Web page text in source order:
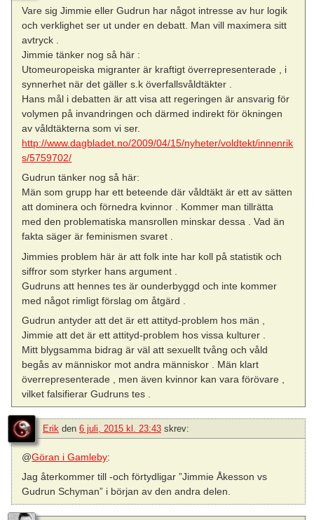
Vare sig Jimmie eller Gudrun har något intresse av hur logik
och verklighet ser ut under en debatt. Man vill maximera sitt
avtryck .
Jimmie tänker nog så här :
Utomeuropeiska migranter är kraftigt överrepresenterade , i
synnerhet när det gäller s.k överfallsvåldtäkter .
Hans mål i debatten är att visa att regeringen är ansvarig för
volymen på invandringen och därmed indirekt för ökningen
av våldtäkterna som vi ser.
http://www.dagbladet.no/2009/04/15/nyheter/voldtekt/innenrik
s/5759702/
Gudrun tänker nog så här:
Män som grupp har ett beteende där våldtäkt är ett av sätten
att dominera och förnedra kvinnor . Kommer man tillrätta
med den problematiska mansrollen minskar dessa . Vad än
fakta säger är feminismen svaret .
Jimmies problem här är att folk inte har koll på statistik och
siffror som styrker hans argument .
Gudruns att hennes tes är ounderbyggd och inte kommer
med något rimligt förslag om åtgärd .
Gudrun antyder att det är ett attityd-problem hos män ,
Jimmie att det är ett attityd-problem hos vissa kulturer .
Mitt blygsamma bidrag är väl att sexuellt tvång och våld
begås av människor mot andra människor . Män klart
överrepresenterade , men även kvinnor kan vara förövare ,
vilket falsifierar Gudruns tes .
Erik den 6 juli, 2015 kl. 23:43 skrev:
@Göran i Gamleby:
Jag återkommer till -och förtydligar ”Jimmie Åkesson vs
Gudrun Schyman” i början av den andra delen.